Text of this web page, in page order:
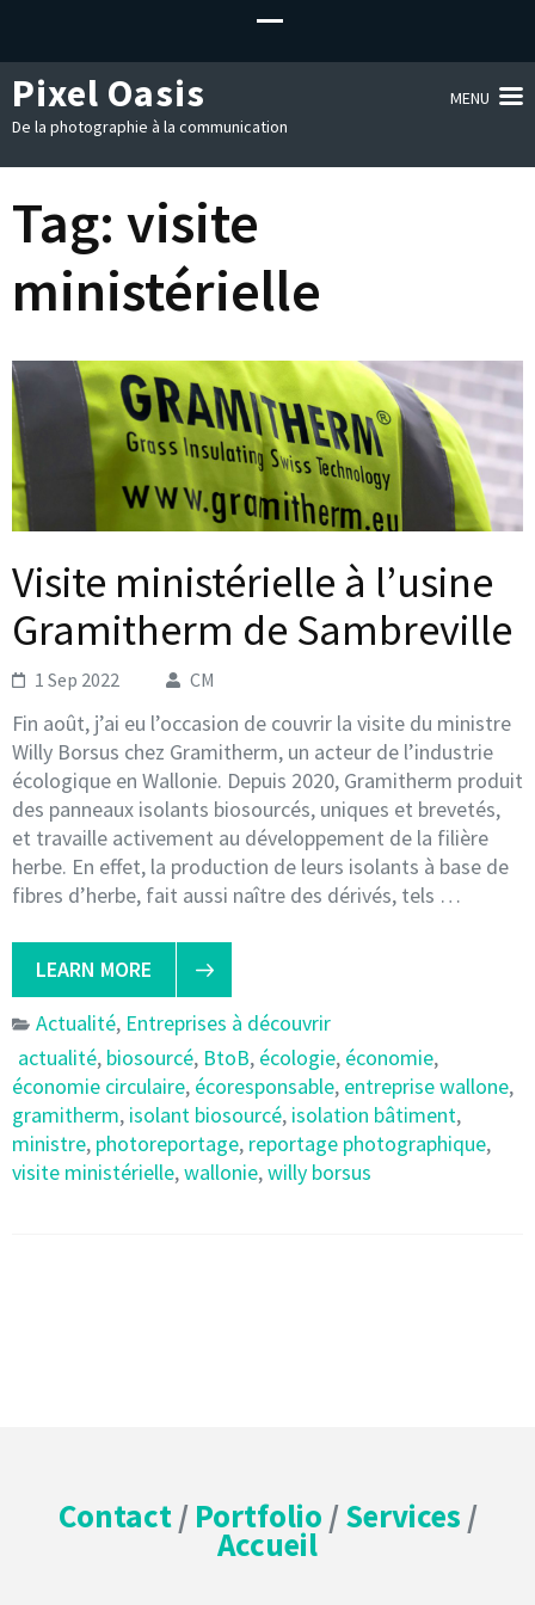
Pixel Oasis
De la photographie à la communication
MENU
Tag: visite
ministérielle
Visite ministérielle à l’usine
Gramitherm de Sambreville
1 Sep 2022 CM
Fin août, j’ai eu l’occasion de couvrir la visite du ministre
Willy Borsus chez Gramitherm, un acteur de l’industrie
écologique en Wallonie. Depuis 2020, Gramitherm produit
des panneaux isolants biosourcés, uniques et brevetés,
et travaille activement au développement de la filière
herbe. En effet, la production de leurs isolants à base de
fibres d’herbe, fait aussi naître des dérivés, tels …
LEARN MORE
Actualité, Entreprises à découvrir
actualité, biosourcé, BtoB, écologie, économie,
économie circulaire, écoresponsable, entreprise wallone,
gramitherm, isolant biosourcé, isolation bâtiment,
ministre, photoreportage, reportage photographique,
visite ministérielle,wallonie,willy borsus
Contact/ Portfolio /Services /
Accueil